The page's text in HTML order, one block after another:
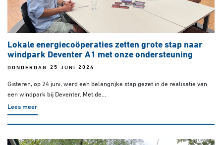
Lokale energiecoöperaties zetten grote stap naar
windpark Deventer A1 met onze ondersteuning
DONDERDAG 25 JUNI 2026
Gisteren, op 24 juni, werd een belangrijke stap gezet in de realisatie van
een windpark bij Deventer. Met de...
Lees meer